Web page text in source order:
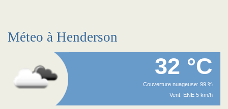
Méteo à Henderson
32 °C
Couverture nuageuse: 99 %
Vent: ENE 5 km/h